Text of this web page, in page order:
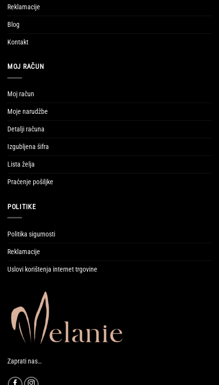
Reklamacije
Blog
Kontakt
MOJ RAČUN
Moj račun
Moje narudžbe
Detalji računa
Izgubljena šifra
Lista želja
Praćenje pošiljke
POLITIKE
Politika sigurnosti
Reklamacije
Uslovi korištenja internet trgovine
Zaprati nas…